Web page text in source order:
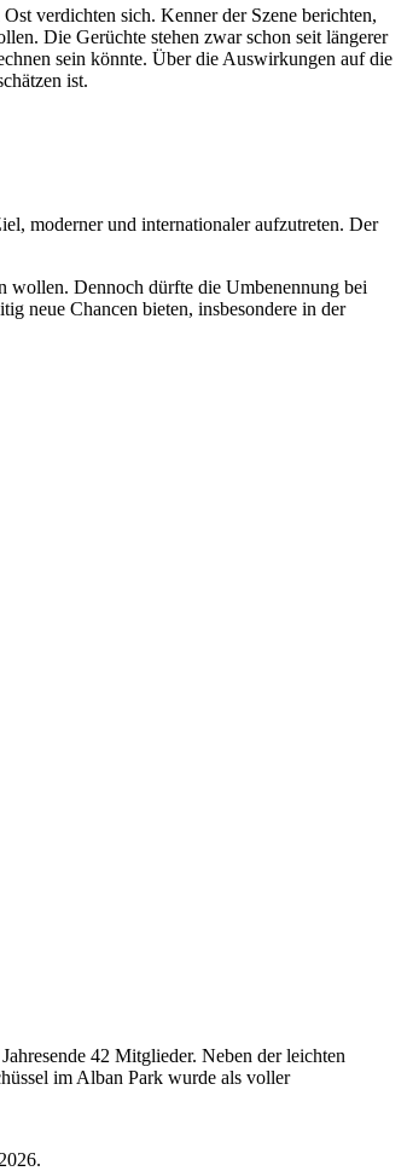
verdichten sich. Kenner der Szene berichten,
Die Gerüchte stehen zwar schon seit längerer
sein könnte. Über die Auswirkungen auf die
ist.
moderner und internationaler aufzutreten. Der
wollen. Dennoch dürfte die Umbenennung bei
neue Chancen bieten, insbesondere in der
42 Mitglieder. Neben der leichten
im Alban Park wurde als voller